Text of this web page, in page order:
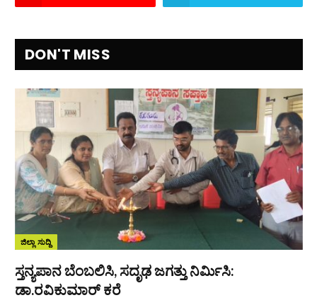
DON'T MISS
ಜಿಲ್ಲಾ ಸುದ್ದಿ
ಸ್ತನ್ಯಪಾನ ಬೆಂಬಲಿಸಿ, ಸದೃಢ ಜಗತ್ತು ನಿರ್ಮಿಸಿ:
ಡಾ.ರವಿಕುಮಾರ್ ಕರೆ